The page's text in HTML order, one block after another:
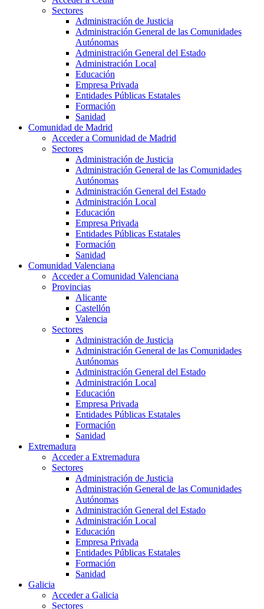
Sectores
Administración de Justicia
Administración General de las Comunidades
Autónomas
Administración General del Estado
Administración Local
Educación
Empresa Privada
Entidades Públicas Estatales
Formación
Sanidad
Comunidad de Madrid
Acceder a Comunidad de Madrid
Sectores
Administración de Justicia
Administración General de las Comunidades
Autónomas
Administración General del Estado
Administración Local
Educación
Empresa Privada
Entidades Públicas Estatales
Formación
Sanidad
Comunidad Valenciana
Acceder a Comunidad Valenciana
Provincias
Alicante
Castellón
Valencia
Sectores
Administración de Justicia
Administración General de las Comunidades
Autónomas
Administración General del Estado
Administración Local
Educación
Empresa Privada
Entidades Públicas Estatales
Formación
Sanidad
Extremadura
Acceder a Extremadura
Sectores
Administración de Justicia
Administración General de las Comunidades
Autónomas
Administración General del Estado
Administración Local
Educación
Empresa Privada
Entidades Públicas Estatales
Formación
Sanidad
Galicia
Acceder a Galicia
Sectores